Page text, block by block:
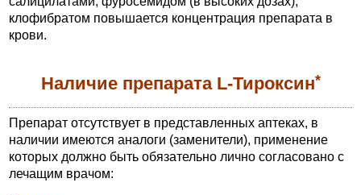
клофибратом повышается концентрация препарата в
крови.
Наличие препарата L-Тироксин*
Препарат отсутствует в представленных аптеках, в
наличии имеются аналоги (заменители), применение
которых должно быть обязательно лично согласовано с
лечащим врачом: